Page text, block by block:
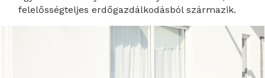
felelősségteljes erdőgazdálkodásból származik.